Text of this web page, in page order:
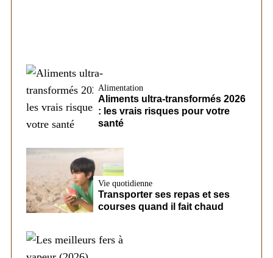
Alimentation
Aliments ultra-transformés 2026
: les vrais risques pour votre
santé
Vie quotidienne
Transporter ses repas et ses
courses quand il fait chaud